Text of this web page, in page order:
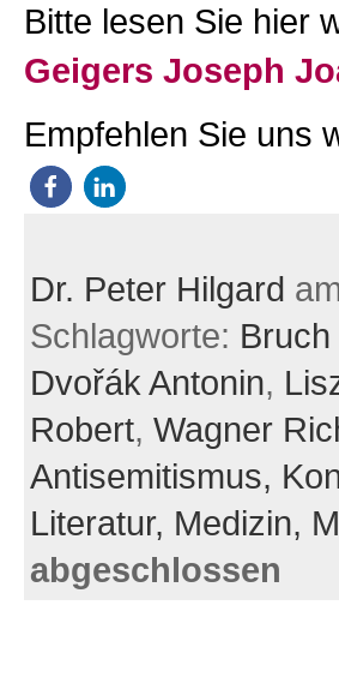
Bitte lesen Sie hier
Geigers Joseph
Empfehlen Sie uns
Dr. Peter Hilgard
Schlagworte:
Dvořák Antonin,
Robert, Wagner
Antisemitismus,
Literatur, Medizin,
abgeschlossen